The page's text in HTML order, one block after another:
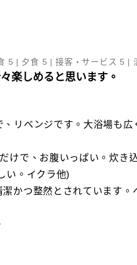
5 | 夕食 5 |接客・サービス 5 |
楽しめると思います。
リベンジです。大浴場も
けで、お腹いっぱい。炊き
い。イクラ他)
かつ整然とされています